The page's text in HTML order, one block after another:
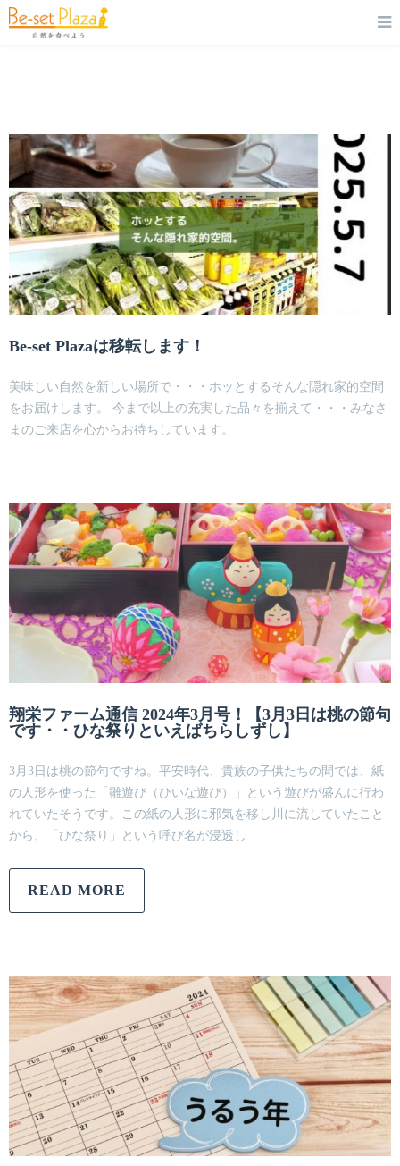
Be-set Plazaは移転します！
美味しい自然を新しい場所で・・・ホッとするそんな隠れ家的空間
をお届けします。 今まで以上の充実した品々を揃えて・・・みなさ
まのご来店を心からお待ちしています。
翔栄ファーム通信 2024年3月号！【3月3日は桃の節句
です・・ひな祭りといえばちらしずし】
3月3日は桃の節句ですね。平安時代、貴族の子供たちの間では、紙
の人形を使った「雛遊び（ひいな遊び）」という遊びが盛んに行わ
れていたそうです。この紙の人形に邪気を移し川に流していたこと
から、「ひな祭り」という呼び名が浸透し
READ MORE